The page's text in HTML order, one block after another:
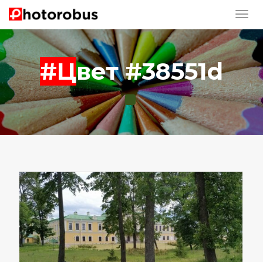
#Цвет #38551d